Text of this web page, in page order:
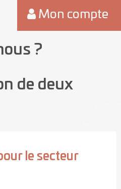
Mon compte
?
de deux
le secteur